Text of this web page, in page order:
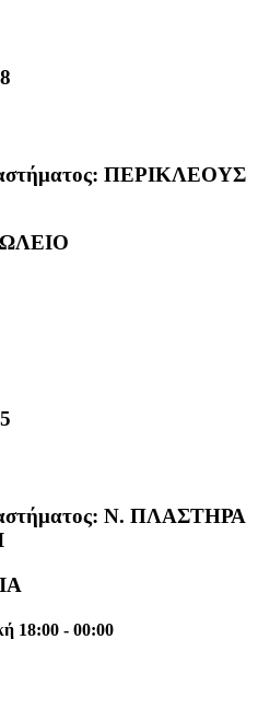
ΠΕΡΙΚΛΕΟΥΣ
Ν. ΠΛΑΣΤΗΡΑ
18:00 - 00:00